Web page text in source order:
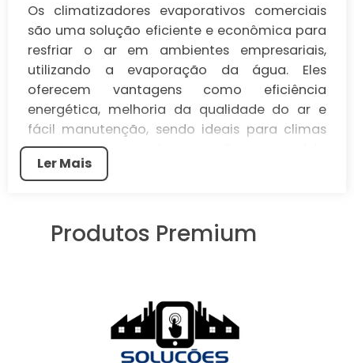
Os climatizadores evaporativos comerciais
são uma solução eficiente e econômica para
resfriar o ar em ambientes empresariais,
utilizando a evaporação da água. Eles
oferecem vantagens como eficiência
energética, melhoria da qualidade do ar e
fácil manutenção, sendo ideais para climas
quentes e secos. Para escolher o modelo
adequado, é fundamental considerar o
entender como um climatizador evaporativo
industriais têm se destacado como uma
solução eficiente e econômica para o
controle de temperatura em ambientes de
Ler Mais
Produtos Premium